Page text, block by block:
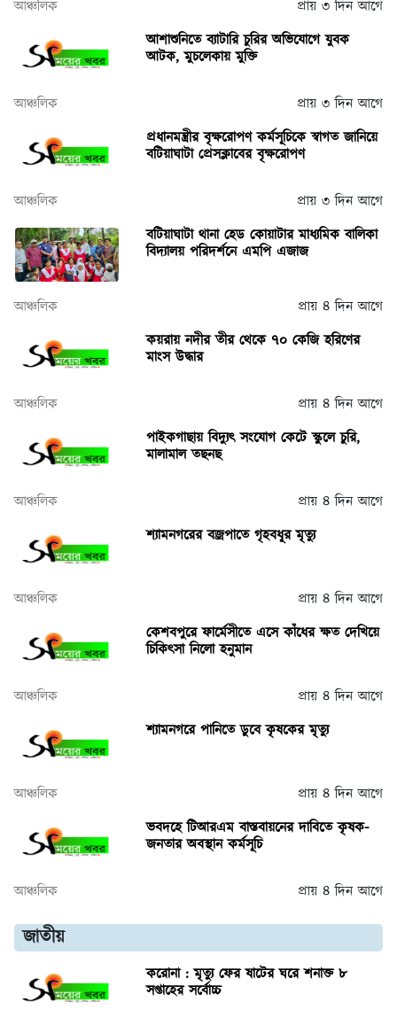
আঞ্চলিক
প্রায় ৩ দিন আগে
আশাশুনিতে ব্যাটারি চুরির অভিযোগে যুবক
আটক, মুচলেকায় মুক্তি
আঞ্চলিক
প্রায় ৩ দিন আগে
প্রধানমন্ত্রীর বৃক্ষরোপণ কর্মসূচিকে স্বাগত জানিয়ে
বটিয়াঘাটা প্রেসক্লাবের বৃক্ষরোপণ
আঞ্চলিক
প্রায় ৩ দিন আগে
বটিয়াঘাটা থানা হেড কোয়াটার মাধ্যমিক বালিকা
বিদ্যালয় পরিদর্শনে এমপি এজাজ
আঞ্চলিক
প্রায় ৪ দিন আগে
কয়রায় নদীর তীর থেকে ৭০ কেজি হরিণের
মাংস উদ্ধার
আঞ্চলিক
প্রায় ৪ দিন আগে
পাইকগাছায় বিদ্যুৎ সংযোগ কেটে স্কুলে চুরি,
মালামাল তছনছ
আঞ্চলিক
প্রায় ৪ দিন আগে
শ্যামনগরের বজ্রপাতে গৃহবধূর মৃত্যু
আঞ্চলিক
প্রায় ৪ দিন আগে
কেশবপুরে ফার্মেসীতে এসে কাঁধের ক্ষত দেখিয়ে
চিকিৎসা নিলো হনুমান
আঞ্চলিক
প্রায় ৪ দিন আগে
শ্যামনগরে পানিতে ডুবে কৃষকের মৃত্যু
আঞ্চলিক
প্রায় ৪ দিন আগে
ভবদহে টিআরএম বাস্তবায়নের দাবিতে কৃষক-
জনতার অবস্থান কর্মসূচি
আঞ্চলিক প্রায় ৪ দিন আগে
জাতীয়
করোনা : মৃত্যু ফের ষাটের ঘরে শনাক্ত ৮
সপ্তাহের সর্বোচ্চ